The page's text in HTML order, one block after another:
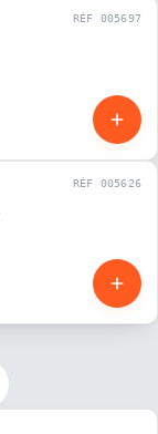
RÉF 005697
RÉF 005626